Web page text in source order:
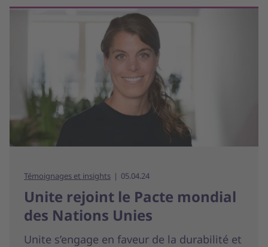
Témoignages et insights 05.04.24
Unite rejoint le Pacte mondial
des Nations Unies
Unite s’engage en faveur de la durabilité et